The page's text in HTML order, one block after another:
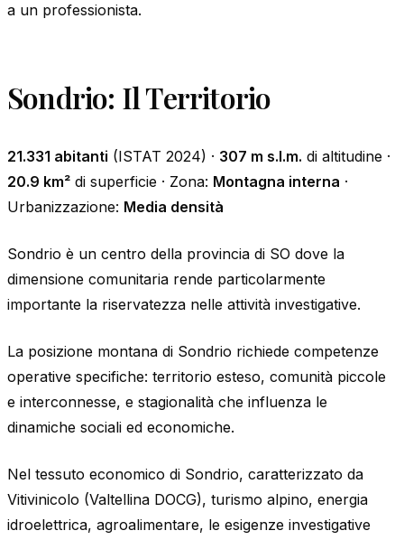
a un professionista.
Sondrio: Il Territorio
21.331 abitanti (ISTAT 2024) · 307 m s.l.m. di altitudine ·
20.9 km² di superficie · Zona: Montagna interna ·
Urbanizzazione: Media densità
Sondrio è un centro della provincia di SO dove la
dimensione comunitaria rende particolarmente
importante la riservatezza nelle attività investigative.
La posizione montana di Sondrio richiede competenze
operative specifiche: territorio esteso, comunità piccole
e interconnesse, e stagionalità che influenza le
dinamiche sociali ed economiche.
Nel tessuto economico di Sondrio, caratterizzato da
Vitivinicolo (Valtellina DOCG), turismo alpino, energia
idroelettrica, agroalimentare, le esigenze investigative